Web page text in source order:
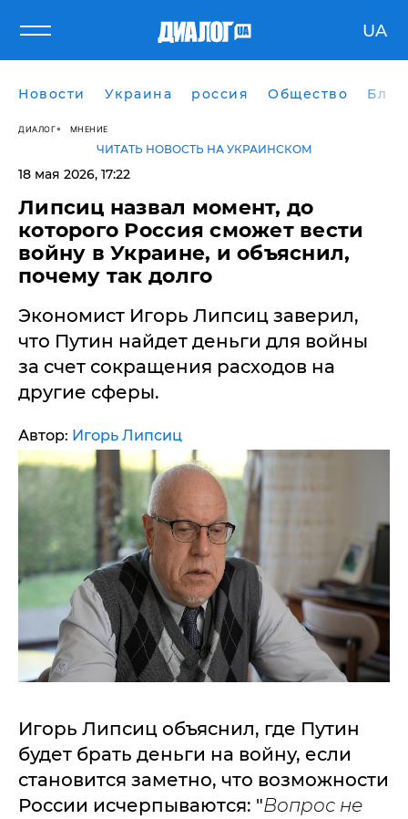
UA
Новости Украина россия Общество
ДИАЛОГ МНЕНИЕ
ЧИТАТЬ НОВОСТЬ НА УКРАИНСКОМ
18 мая 2026, 17:22
Липсиц назвал момент, до
которого Россия сможет вести
войну в Украине, и объяснил,
почему так долго
Экономист Игорь Липсиц заверил,
что Путин найдет деньги для войны
за счет сокращения расходов на
другие сферы.
Автор: Игорь Липсиц
Игорь Липсиц объяснил, где Путин
будет брать деньги на войну, если
становится заметно, что возможности
России исчерпываются: "Вопрос не